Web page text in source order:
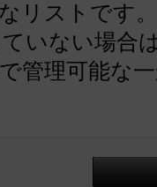
リストです。
いない場合
管理可能な